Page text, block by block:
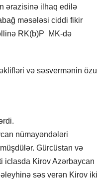
ərazisinə ilhaq edilə
məsələsi ciddi fikir
RK(b)P MK-də
və səsvermənin özu
nümayəndələri
Gürcüstan və
iclasda Kirov Azərbaycan
səs verən Kirov iki